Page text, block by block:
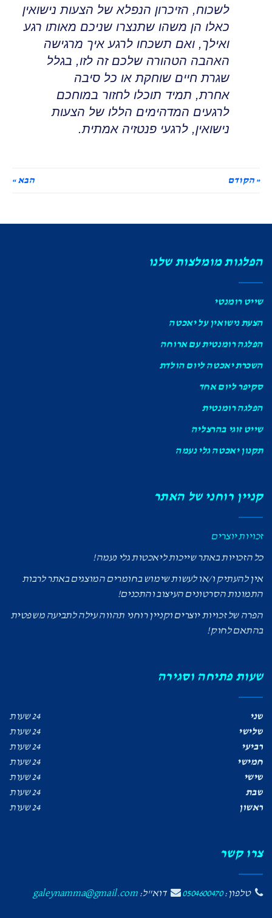
לשכוח, הזיכרון הנפלא של הצעות נישואין
כאלו הן משהו שתנצרו שניכם מאותו רגע
ואילך, ואם תשכחו לרגע איך מרגישה
האהבה הטהורה שלכם זה לזו, בגלל
שגרת חיים שוחקת או כל סיבה
אחרת, תמיד תוכלו לחזור במוחכם
לרגעים המדהימים הללו של הצעות
נישואין, לרגעי פנטזיה אמתית.
« הקודם הבא »
הפלגות מומלצות שלנו
שייט רומנטי
הצעת נישואין על יאכטה
הפלגה רומנטית עם ארוחה
השכרת יאכטה ליום הולדת
סקיפר ליום אחד
הפלגה רומנטית
שייט זוגי בהרצליה
תקנון יאכטה גלי נעמה
קניין רוחני של האתר
זכויות יוצרים
כל הזכויות באתר שייכות ליאכטות גלי נעמה!
אין להעתיק ו/או לעשות שימוש בחומרים המוצגים באתר לרבות
התמונות הסרטונים העיצוב והתכנים!
הפרה של זכויות יוצרים וקניין רוחני תהווה עילה לתביעה משפטית
בהתאם לחוק!
שעות פתיחה וסגירה
שני
24 שעות
שלישי
24 שעות
רביעי
24 שעות
חמישי
24 שעות
שישי
24 שעות
שבת
24 שעות
ראשון
24 שעות
צרו קשר
טלפון:0504600470 דוא"ל:galeynamma@gmail.com